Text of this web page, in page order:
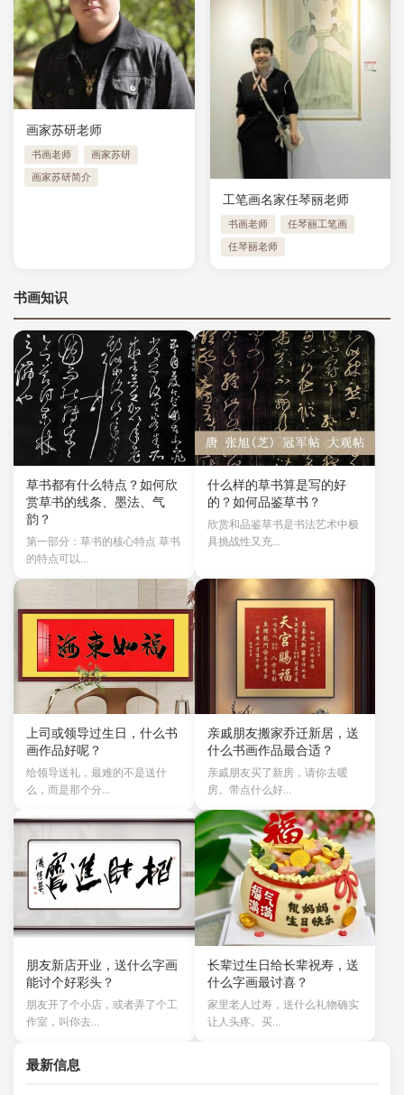
画家苏研老师
书画老师 画家苏研
画家苏研简介
工笔画名家任琴丽老师
书画老师 任琴丽工笔画
任琴丽老师
书画知识
草书都有什么特点？如何欣
赏草书的线条、墨法、气
韵？
第一部分：草书的核心特点 草书
的特点可以...
什么样的草书算是写的好
的？如何品鉴草书？
欣赏和品鉴草书是书法艺术中极
具挑战性又充...
上司或领导过生日，什么书
画作品好呢？
给领导送礼，最难的不是送什
么，而是那个分...
亲戚朋友搬家乔迁新居，送
什么书画作品最合适？
亲戚朋友买了新房，请你去暖
房。带点什么好...
朋友新店开业，送什么字画
能讨个好彩头？
朋友开了个小店，或者弄了个工
作室，叫你去...
长辈过生日给长辈祝寿，送
什么字画最讨喜？
家里老人过寿，送什么礼物确实
让人头疼。买...
最新信息